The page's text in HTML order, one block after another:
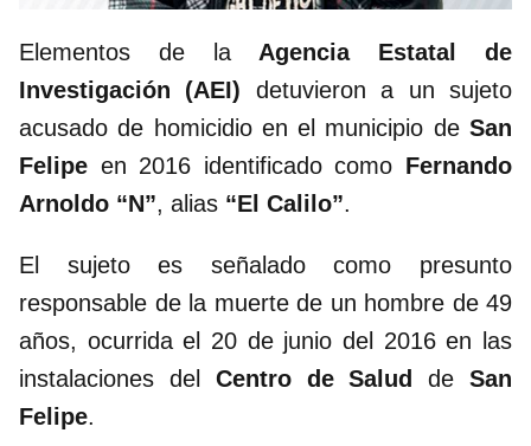
Elementos de la Agencia Estatal de
Investigación (AEI) detuvieron a un sujeto
acusado de homicidio en el municipio de San
Felipe en 2016 identificado como Fernando
Arnoldo “N”, alias “El Calilo”.
El sujeto es señalado como presunto
responsable de la muerte de un hombre de 49
años, ocurrida el 20 de junio del 2016 en las
instalaciones del Centro de Salud deSan
Felipe.